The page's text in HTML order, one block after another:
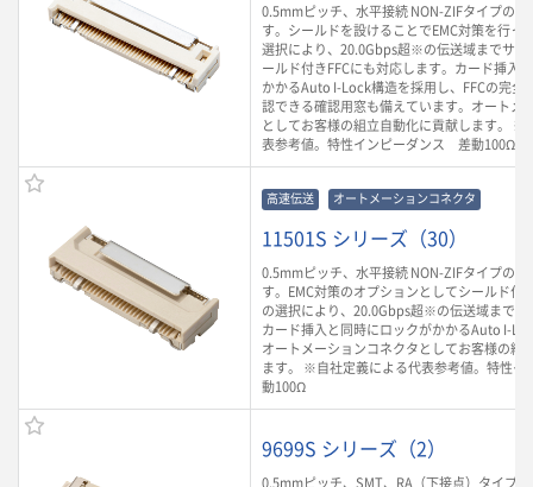
0.5mmピッチ、水平接続 NON-ZIFタイプの
す。シールドを設けることでEMC対策を行っ
選択により、20.0Gbps超※の伝送域までサポ
ールド付きFFCにも対応します。カード挿入
かかるAuto I-Lock構造を採用し、FFCの完全
認できる確認用窓も備えています。オートメ
としてお客様の組立自動化に貢献します。 ※
表参考値。特性インピーダンス 差動100Ω
高速伝送 オートメーションコネクタ
11501S シリーズ（30）
0.5mmピッチ、水平接続 NON-ZIFタイプの
す。EMC対策のオプションとしてシールド付
の選択により、20.0Gbps超※の伝送域までサ
カード挿入と同時にロックがかかるAuto I-
オートメーションコネクタとしてお客様の組
ます。 ※自社定義による代表参考値。特性
動100Ω
9699S シリーズ（2）
0.5mmピッチ、SMT、RA（下接点）タイプ